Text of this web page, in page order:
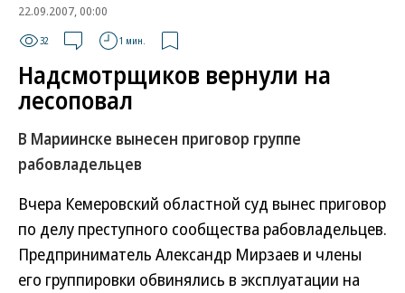
22.09.2007, 00:00
32 1 мин.
Надсмотрщиков вернули на
лесоповал
В Мариинске вынесен приговор группе
рабовладельцев
Вчера Кемеровский областной суд вынес приговор
по делу преступного сообщества рабовладельцев.
Предприниматель Александр Мирзаев и члены
его группировки обвинялись в эксплуатации на